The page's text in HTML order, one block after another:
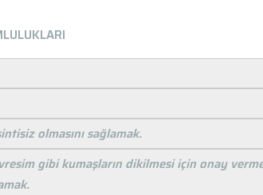
olmasını sağlamak.
gibi kumaşların dikilmesi için onay